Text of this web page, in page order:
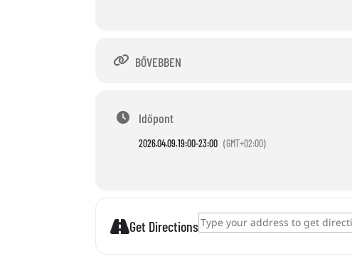
BŐVEBBEN
Időpont
2026.04.09.19:00-23:00 (GMT+02:00)
Get DirectionsAddress - Zamárdi Kertmozi []